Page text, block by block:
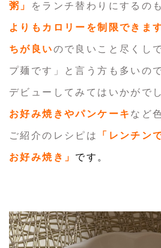
粥」 をランチ替わりにするの
よりもカロリーを制限できま
ちが良いので良いこと尽くし
プ麺です」と言う方も多いの
デビューしてみてはいかがで
お好み焼きやパンケーキ など
ご紹介のレシピは 「レンチン
お好み焼き」 です。